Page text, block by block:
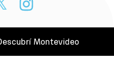
Montevideo